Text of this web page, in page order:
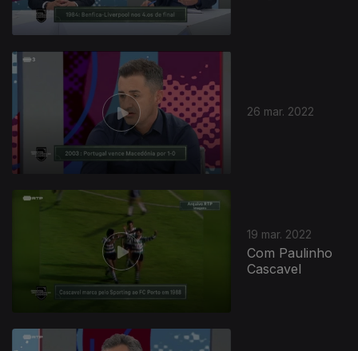
26 mar. 2022
19 mar. 2022
Com Paulinho
Cascavel
604264